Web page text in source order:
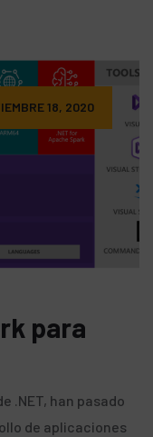
18, 2020
para
.NET, han pasado
de aplicaciones